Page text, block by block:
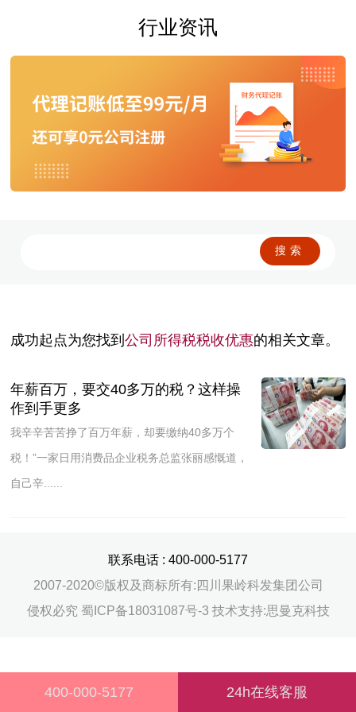
行业资讯
成功起点为您找到公司所得税税收优惠的相关文章。
年薪百万，要交40多万的税？这样操
作到手更多
我辛辛苦苦挣了百万年薪，却要缴纳40多万个
税！”一家日用消费品企业税务总监张丽感慨道，
自己辛......
联系电话 : 400-000-5177
2007-2020©版权及商标所有:四川果岭科发集团公司
侵权必究 蜀ICP备18031087号-3 技术支持:思曼克科技
400-000-5177 24h在线客服